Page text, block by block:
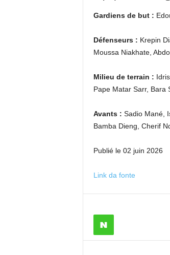
Gardiens de but :
Défenseurs : Krepin
Moussa Niakhate,
Milieu de terrain :
Pape Matar Sarr, Bara
Avants : Sadio Mané,
Bamba Dieng, Cherif
Publié le 02 juin 2026
Link da fonte